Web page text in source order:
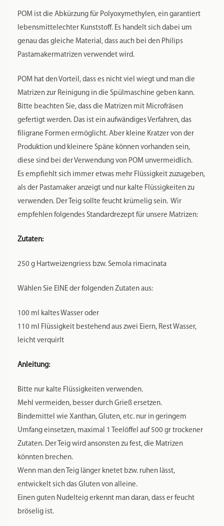
POM ist die Abkürzung für Polyoxymethylen, ein garantiert
lebensmittelechter Kunststoff. Es handelt sich dabei um
genau das gleiche Material, dass auch bei den Philips
Pastamakermatrizen verwendet wird.
POM hat den Vorteil, dass es nicht viel wiegt und man die
Matrizen zur Reinigung in die Spülmaschine geben kann.
Bitte beachten Sie, dass die Matrizen mit Microfräsen
gefertigt werden. Das ist ein aufwändiges Verfahren, das
filigrane Formen ermöglicht. Aber kleine Kratzer von der
Produktion und kleinere Späne können vorhanden sein,
diese sind bei der Verwendung von POM unvermeidlich.
Es empfiehlt sich immer etwas mehr Flüssigkeit zuzugeben,
als der Pastamaker anzeigt und nur kalte Flüssigkeiten zu
verwenden. Der Teig sollte feucht krümelig sein. Wir
empfehlen folgendes Standardrezept für unsere Matrizen:
Zutaten:
250 g Hartweizengriess bzw. Semola rimacinata
Wählen Sie EINE der folgenden Zutaten aus:
100 ml kaltes Wasser oder
110 ml Flüssigkeit bestehend aus zwei Eiern, Rest Wasser,
leicht verquirlt
Anleitung:
Bitte nur kalte Flüssigkeiten verwenden.
Mehl vermeiden, besser durch Grieß ersetzen.
Bindemittel wie Xanthan, Gluten, etc. nur in geringem
Umfang einsetzen, maximal 1 Teelöffel auf 500 gr trockener
Zutaten. Der Teig wird ansonsten zu fest, die Matrizen
könnten brechen.
Wenn man den Teig länger knetet bzw. ruhen lässt,
entwickelt sich das Gluten von alleine.
Einen guten Nudelteig erkennt man daran, dass er feucht
bröselig ist.